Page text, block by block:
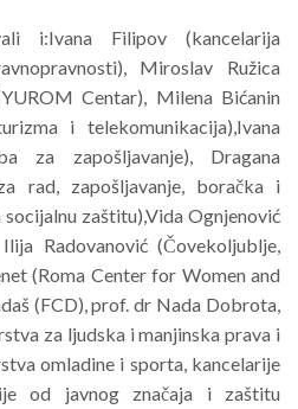
i:Ivana Filipov (kancelarija
Miroslav Ružica
Centar), Milena Bićanin
i telekomunikacija),Ivana
za zapošljavanje), Dragana
rad, zapošljavanje, boračka i
zaštitu),Vida Ognjenović
Radovanović (Čovekoljublje,
(Roma Center for Women and
(FCD), prof. dr Nada Dobrota,
za ljudska i manjinska prava i
omladine i sporta, kancelarije
od javnog značaja i zaštitu